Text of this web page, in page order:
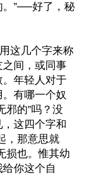
。”──好了，秘
这几个字来称
间，或同事
年轻人对于
有哪一个奴
邪的”吗？没
这四个字和
，那意思就
损也。惟其幼
你这个自